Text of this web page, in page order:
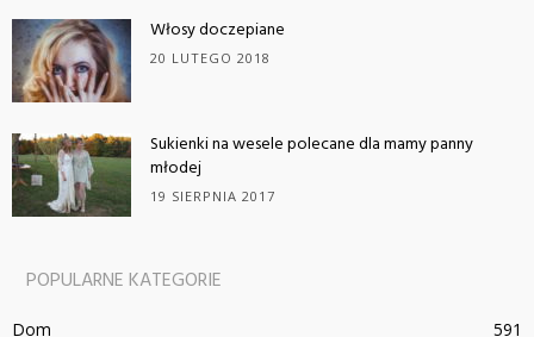
Włosy doczepiane
20 LUTEGO 2018
Sukienki na wesele polecane dla mamy panny
młodej
19 SIERPNIA 2017
POPULARNE KATEGORIE
Dom
591